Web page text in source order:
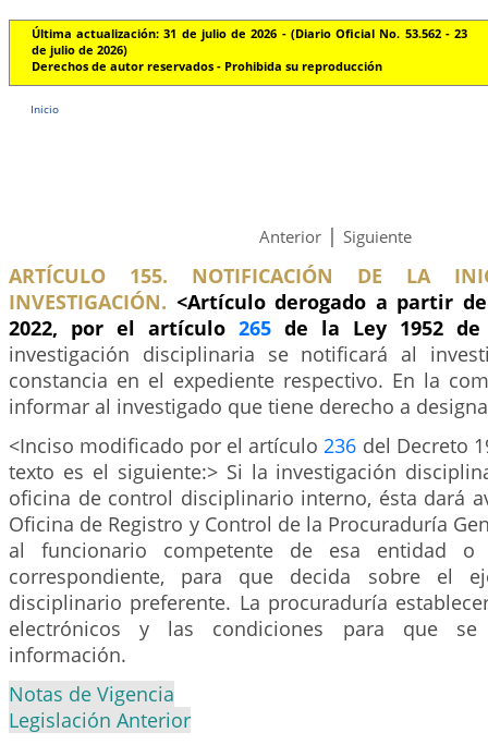
Última actualización: 31 de julio de 2026 - (Diario Oficial No. 53.562 - 23
de julio de 2026)
Derechos de autor reservados - Prohibida su reproducción
Inicio
Anterior | Siguiente
ARTÍCULO 155. NOTIFICACIÓN DE LA
INVESTIGACIÓN. <Artículo derogado a partir
2022, por el artículo 265 de la Ley 1952
investigación disciplinaria se notificará al
constancia en el expediente respectivo. En la
informar al investigado que tiene derecho a
<Inciso modificado por el artículo236 del Decreto
texto es el siguiente:> Si la investigación
oficina de control disciplinario interno, ésta dará
Oficina de Registro y Control de la Procuraduría
al funcionario competente de esa entidad
correspondiente, para que decida sobre el
disciplinario preferente. La procuraduría
electrónicos y las condiciones para que se
información.
Notas de Vigencia
Legislación Anterior